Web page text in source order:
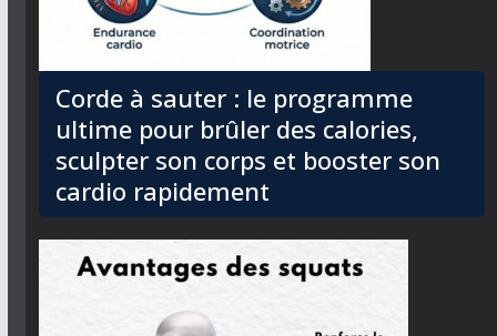
Corde à sauter : le programme
ultime pour brûler des calories,
sculpter son corps et booster son
cardio rapidement